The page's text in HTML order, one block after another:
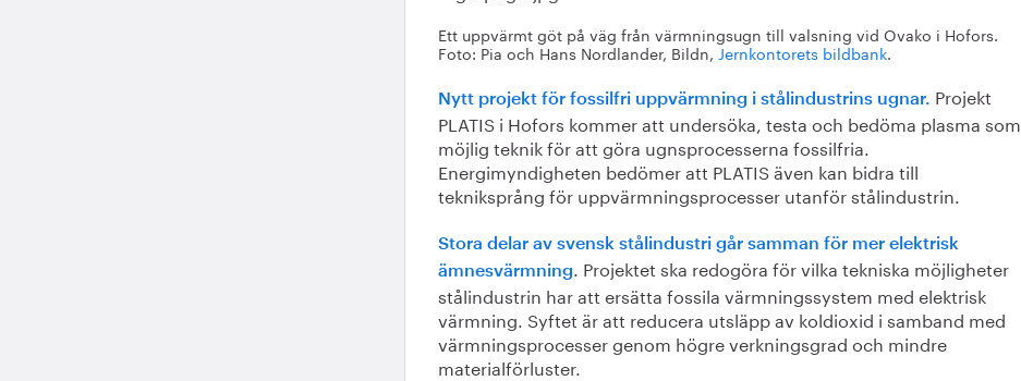
Ett uppvärmt göt på väg från värmningsugn till valsning vid Ovako i Hofors.
Foto: Pia och Hans Nordlander, Bildn,Jernkontorets bildbank.
Nytt projekt för fossilfri uppvärmning i stålindustrins ugnar. Projekt
PLATIS i Hofors kommer att undersöka, testa och bedöma plasma som
möjlig teknik för att göra ugnsprocesserna fossilfria.
Energimyndigheten bedömer att PLATIS även kan bidra till
tekniksprång för uppvärmningsprocesser utanför stålindustrin.
Stora delar av svensk stålindustri går samman för mer elektrisk
ämnesvärmning
. Projektet ska redogöra för vilka tekniska möjligheter
stålindustrin har att ersätta fossila värmningssystem med elektrisk
värmning. Syftet är att reducera utsläpp av koldioxid i samband med
värmningsprocesser genom högre verkningsgrad och mindre
materialförluster.